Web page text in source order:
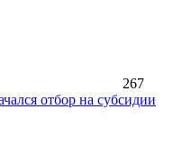
267
отбор на субсидии